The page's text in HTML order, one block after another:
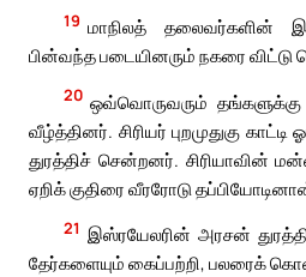
19 மாநிலத் தலைவர்களின்
பின்வந்த படையினரும் நகரை விட்டு
20 ஒவ்வொருவரும் தங்களுக்கு
வீழ்த்தினர். சிரியர் புறமுதுகு
துரத்திச் சென்றனர். சிரியாவின்
ஏறிக் குதிரை வீரரோடு
21 இஸ்ரயேலரின் அரசன்
தேர்களையும் கைப்பற்றி, பலரைக்